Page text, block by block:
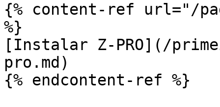
{% content-ref url="/
%}
[Instalar Z-PRO](/
pro.md)
{% endcontent-ref %}